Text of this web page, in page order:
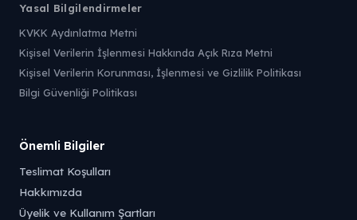
Yasal Bilgilendirmeler
KVKK Aydınlatma Metni
Kişisel Verilerin İşlenmesi Hakkında Açık Rıza Metni
Kişisel Verilerin Korunması, İşlenmesi ve Gizlilik Politikası
Bilgi Güvenliği Politikası
Önemli Bilgiler
Teslimat Koşulları
Hakkımızda
Üyelik ve Kullanım Şartları